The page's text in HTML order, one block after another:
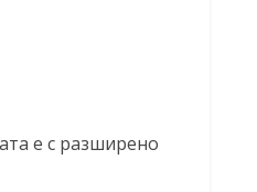
е с разширено